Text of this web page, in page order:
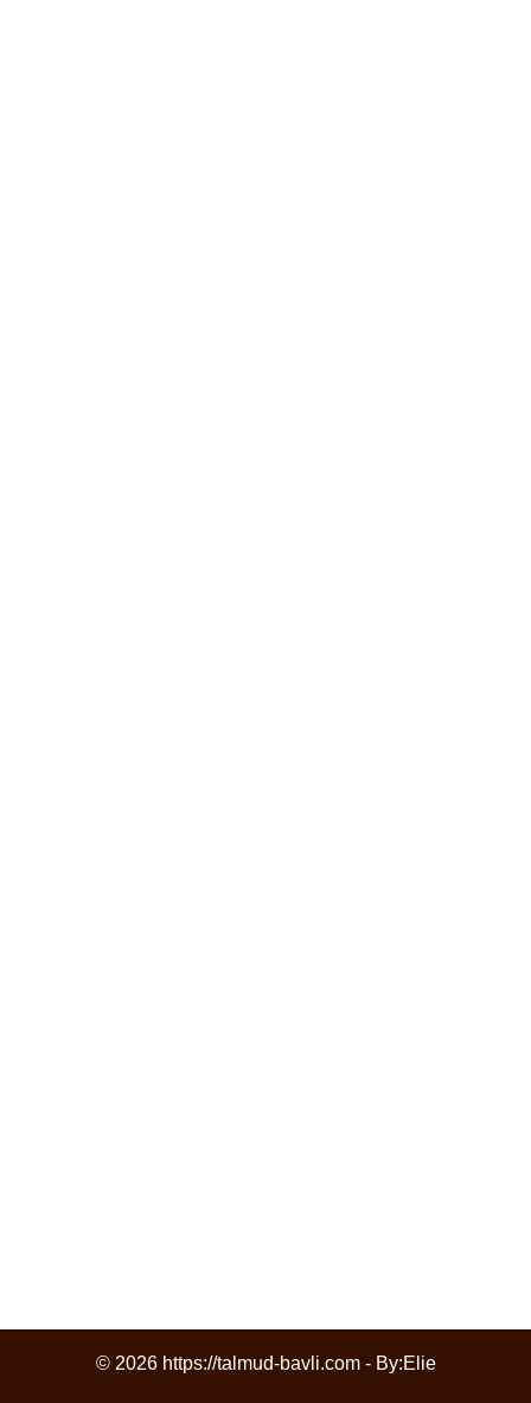
© 2026 https://talmud-bavli.com - By:Elie